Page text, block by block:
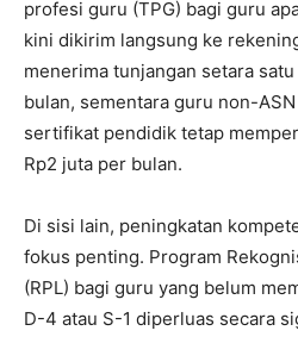
profesi guru (TPG) bagi guru
kini dikirim langsung ke
menerima tunjangan setara
bulan, sementara guru non-
sertifikat pendidik tetap
Rp2 juta per bulan.
Di sisi lain, peningkatan
fokus penting. Program
(RPL) bagi guru yang belum
D-4 atau S-1 diperluas secara